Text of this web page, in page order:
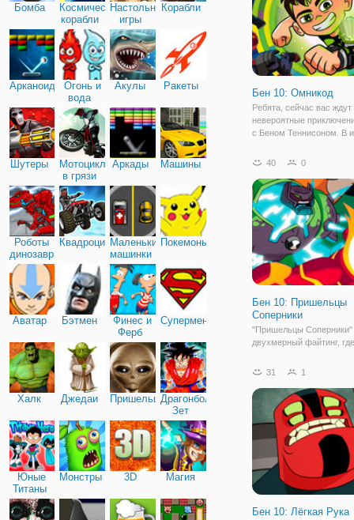
Бомба
Космические
корабли
Настольные
игры
Корабли
Арканоид
Огонь и
вода
Акулы Ракеты
Шутеры
Мотоциклы
в грязи
Аркады Машины
Роботы
динозавры
КвадроциклыМаленькие
машинки
Покемоны
Аватар Бэтмен
Финес и
Ферб
Супермен
Халк Джедаи ПришельцыДрагонболл
Зет
Юные
Титаны
Монстры 3D Магия
Бен 10: Омникод
Ребята, сейчас вас ждут
невероятные
с Беном Теннисоном. В
решить серию
окажетесь в странном
помещении, которое
40 0
Бен 10: Пришельцы
Соперники
"Пришельцы
двухмерный файтинг, где
схлестнуться со
разнести в злодеев в
Тогда, за дело! Чтобы
выберите режим.
31 1
Бен 10: Лёгкая Рука